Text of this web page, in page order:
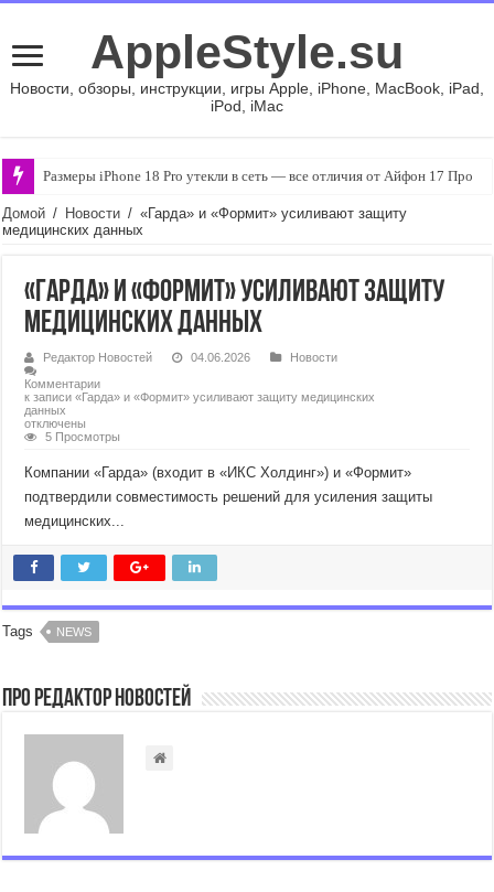
AppleStyle.su
Новости, обзоры, инструкции, игры Apple, iPhone, MacBook, iPad,
iPod, iMac
Размеры iPhone 18 Pro утекли в сеть — все отличия от Айфон 17 Про
Домой / Новости / «Гарда» и «Формит» усиливают защиту
медицинских данных
«Гарда» и «Формит» усиливают защиту
медицинских данных
Редактор Новостей 04.06.2026
Новости
Комментарии
к записи «Гарда» и «Формит» усиливают защиту медицинских
данных
отключены
5 Просмотры
Компании «Гарда» (входит в «ИКС Холдинг») и «Формит»
подтвердили совместимость решений для усиления защиты
медицинских...
Tags NEWS
Про Редактор Новостей